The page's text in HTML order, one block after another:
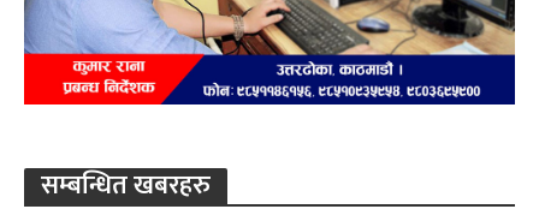
सम्बन्धित खबरहरु